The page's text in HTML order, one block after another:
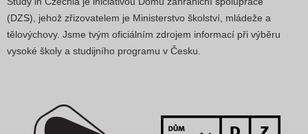
(DZS), jehož zřizovatelem je Ministerstvo školství, mládeže a
tělovýchovy. Jsme tvým oficiálním zdrojem informací při výběru
vysoké školy a studijního programu v Česku.